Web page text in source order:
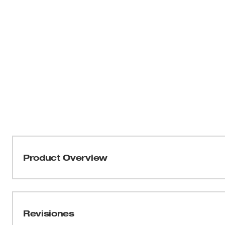
Product Overview
pelacables pela limpiamente cables sólidos de 8-18
Revisiones